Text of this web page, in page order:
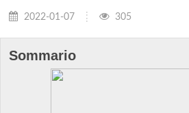
2022-01-07 305
Sommario